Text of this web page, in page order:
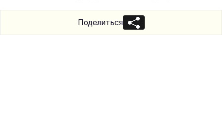
Поделиться